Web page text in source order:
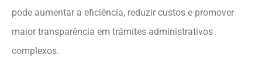
pode aumentar a eficiência, reduzir custos e promover
maior transparência em trâmites administrativos
complexos.